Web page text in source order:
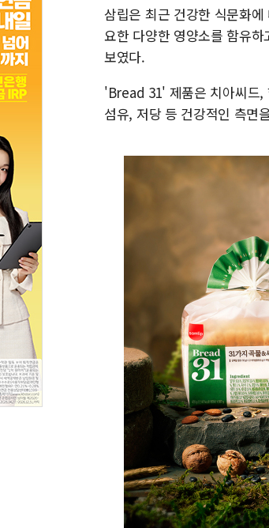
삼립은 최근 건강한 식문화
요한 다양한 영양소를 함유
보였다.
'Bread 31' 제품은 치아씨드,
섬유, 저당 등 건강적인 측면